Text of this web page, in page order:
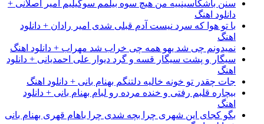
سنن باشکاسینییه من هیچ سوه بیلمم سوگیلیم امیر اصلانی +
دانلود اهنگ
با تو هوا که سرد نیست آدم قبلی شدی امیر رادان + دانلود
اهنگ
نمیدونم چی شد یهو همه چی خراب شد مهراب + دانلود اهنگ
سیگار و پشت سیگار قسه و گرد دیوار علی احمدیانی + دانلود
اهنگ
جات چقدر تو خونه خالیه دلتنگم بهنام بانی + دانلود اهنگ
بیچاره قلبم رفتی و خنده مرده رو لبام بهنام بانی + دانلود
اهنگ
بگو کجای این شهری چرا بچه شدی چرا باهام قهری بهنام بانی